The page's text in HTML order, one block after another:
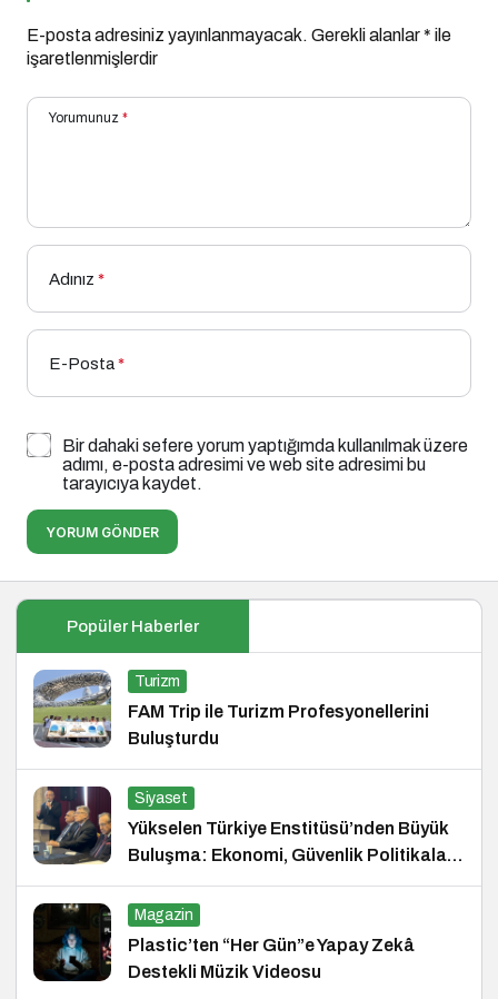
E-posta adresiniz yayınlanmayacak. Gerekli alanlar* ile
işaretlenmişlerdir
Yorumunuz *
Adınız *
E-Posta*
Bir dahaki sefere yorum yaptığımda kullanılmak üzere
adımı, e-posta adresimi ve web site adresimi bu
tarayıcıya kaydet.
YORUM GÖNDER
Popüler Haberler
Turizm
FAM Trip ile Turizm Profesyonellerini
Buluşturdu
Siyaset
Yükselen Türkiye Enstitüsü’nden Büyük
Buluşma: Ekonomi, Güvenlik Politikaları
ve Hukuk Konferansı
Magazin
Plastic’ten “Her Gün”e Yapay Zekâ
Destekli Müzik Videosu